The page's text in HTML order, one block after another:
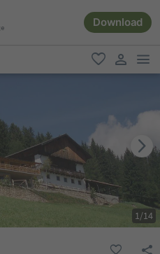
Download
favoriti
user link
1/14